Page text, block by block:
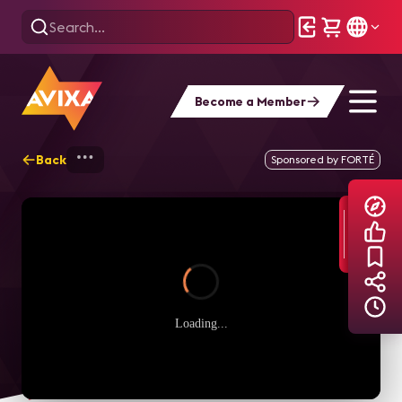
Become a Member
Back AVIXA TV Videos
Sponsored by FORTÉ
Loading...